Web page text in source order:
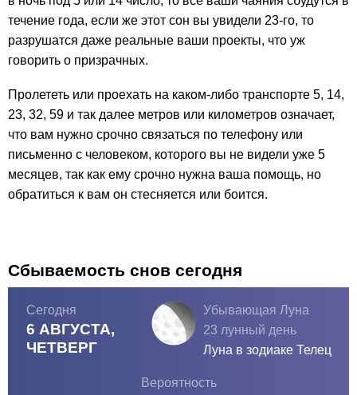
течение года, если же этот сон вы увидели 23-го, то
разрушатся даже реальные ваши проекты, что уж
говорить о призрачных.
Пролететь или проехать на каком-либо транспорте 5, 14,
23, 32, 59 и так далее метров или километров означает,
что вам нужно срочно связаться по телефону или
письменно с человеком, которого вы не видели уже 5
месяцев, так как ему срочно нужна ваша помощь, но
обратиться к вам он стесняется или боится.
Сбываемость снов сегодня
Сегодня
6 АВГУСТА,
ЧЕТВЕРГ
Убывающая Луна
23 лунный день
Луна в зодиаке Телец
Вероятность